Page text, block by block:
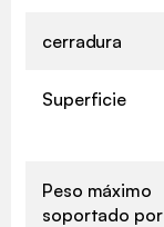
cerradura
Superficie
Peso máximo
soportado por